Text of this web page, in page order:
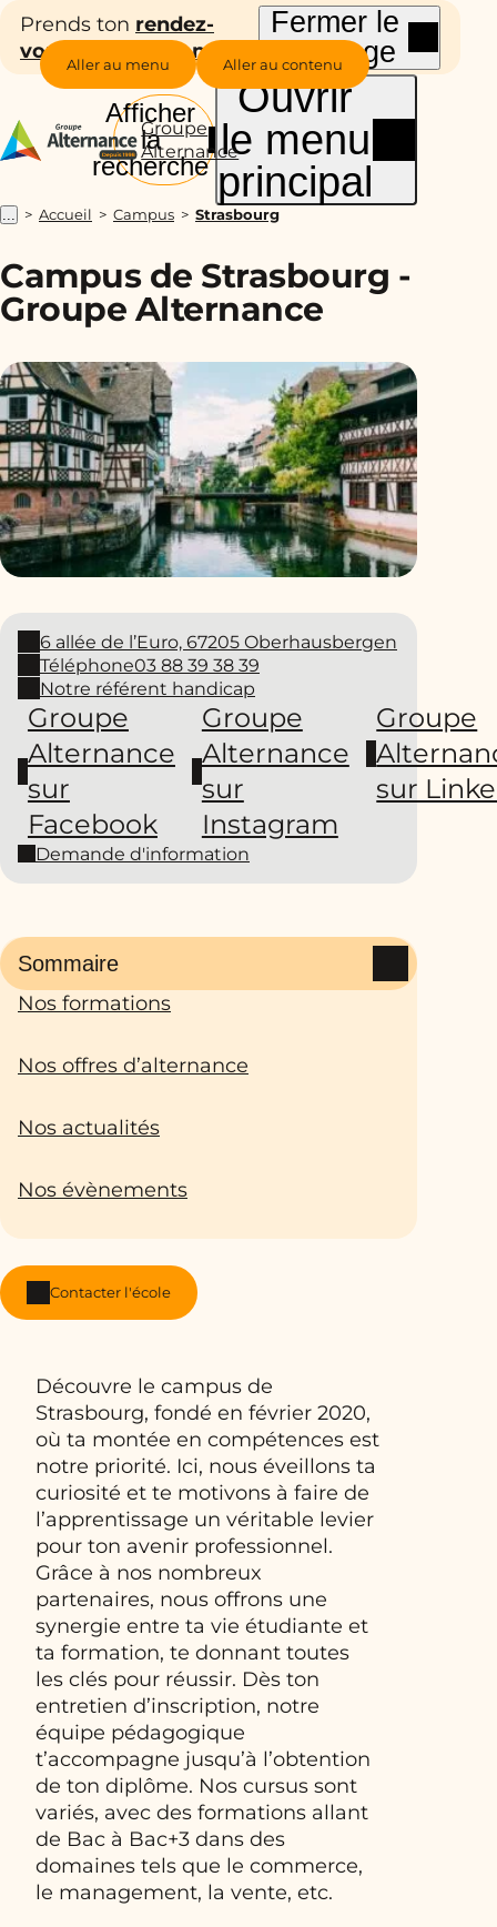
Aller au menu Aller au contenu
Prends ton rendez-
vous d’inscription!
Fermer le
message
Groupe
Alternance
Afficher
la
recherche
Ouvrir
le menu
principal
... Accueil Campus Strasbourg
Campus de Strasbourg -
Groupe Alternance
6 allée de l’Euro, 67205 Oberhausbergen
Téléphone03 88 39 38 39
Notre référent handicap
Groupe
Alternance
sur
Facebook
Groupe
Alternance
sur
Instagram
Groupe
sur
Demande d'information
Découvre le campus de
Strasbourg, fondé en février 2020,
où ta montée en compétences est
notre priorité. Ici, nous éveillons ta
curiosité et te motivons à faire de
l’apprentissage un véritable levier
pour ton avenir professionnel.
Grâce à nos nombreux
partenaires, nous offrons une
synergie entre ta vie étudiante et
ta formation, te donnant toutes
les clés pour réussir. Dès ton
entretien d’inscription, notre
équipe pédagogique
t’accompagne jusqu’à l’obtention
de ton diplôme. Nos cursus sont
variés, avec des formations allant
de Bac à Bac+3 dans des
domaines tels que le commerce,
le management, la vente, etc.
Sommaire
Nos formations
Nos offres d’alternance
Nos actualités
Nos évènements
Contacter l'école